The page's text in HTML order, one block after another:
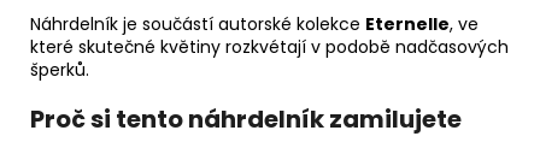
Náhrdelník je součástí autorské kolekce Eternelle, ve
které skutečné květiny rozkvétají v podobě nadčasových
šperků.
Proč si tento náhrdelník zamilujete